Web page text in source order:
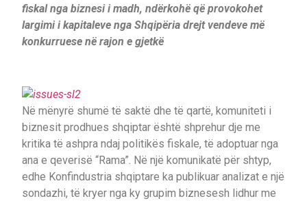
fiskal nga biznesi i madh, ndërkohë që provokohet
largimi i kapitaleve nga Shqipëria drejt vendeve më
konkurruese në rajon e gjetkë
Në mënyrë shumë të saktë dhe të qartë, komuniteti i
biznesit prodhues shqiptar është shprehur dje me
kritika të ashpra ndaj politikës fiskale, të adoptuar nga
ana e qeverisë “Rama”. Në një komunikatë për shtyp,
edhe Konfindustria shqiptare ka publikuar analizat e një
sondazhi, të kryer nga ky grupim biznesesh lidhur me